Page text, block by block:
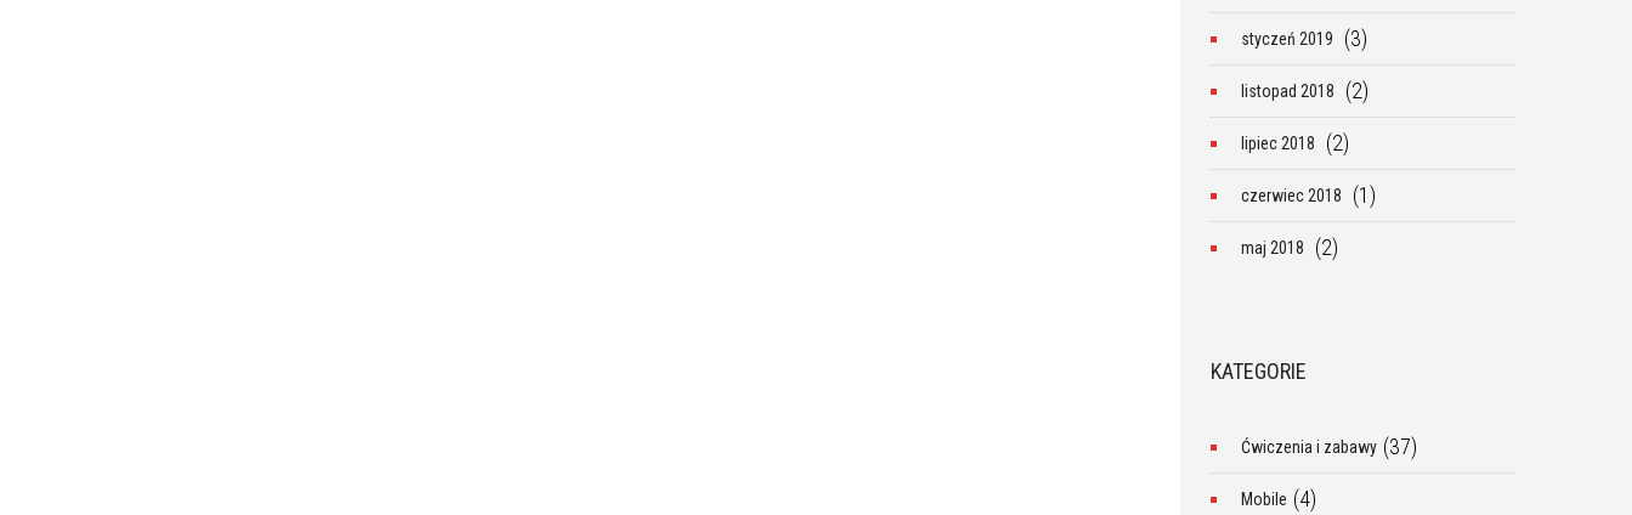
styczeń 2019 (3)
listopad 2018 (2)
lipiec 2018 (2)
czerwiec 2018 (1)
maj 2018 (2)
KATEGORIE
Ćwiczenia i zabawy (37)
Mobile (4)